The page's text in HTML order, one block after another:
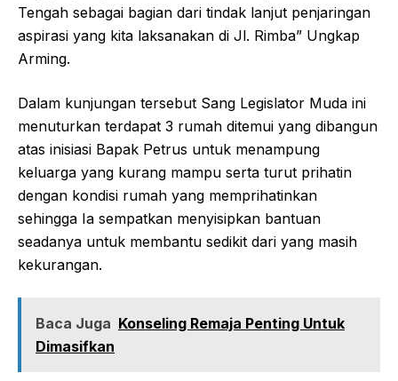
Tengah sebagai bagian dari tindak lanjut penjaringan
aspirasi yang kita laksanakan di Jl. Rimba” Ungkap
Arming.
Dalam kunjungan tersebut Sang Legislator Muda ini
menuturkan terdapat 3 rumah ditemui yang dibangun
atas inisiasi Bapak Petrus untuk menampung
keluarga yang kurang mampu serta turut prihatin
dengan kondisi rumah yang memprihatinkan
sehingga Ia sempatkan menyisipkan bantuan
seadanya untuk membantu sedikit dari yang masih
kekurangan.
Baca Juga Konseling Remaja Penting Untuk
Dimasifkan